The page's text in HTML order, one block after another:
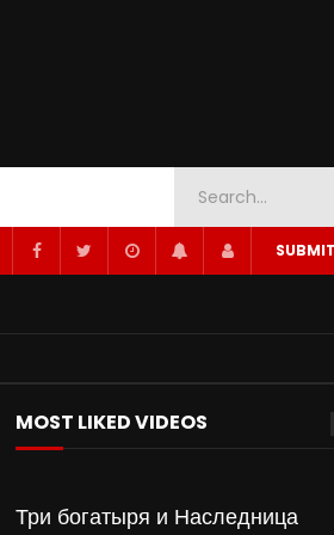
MOST LIKED VIDEOS
Три богатыря и Наследница